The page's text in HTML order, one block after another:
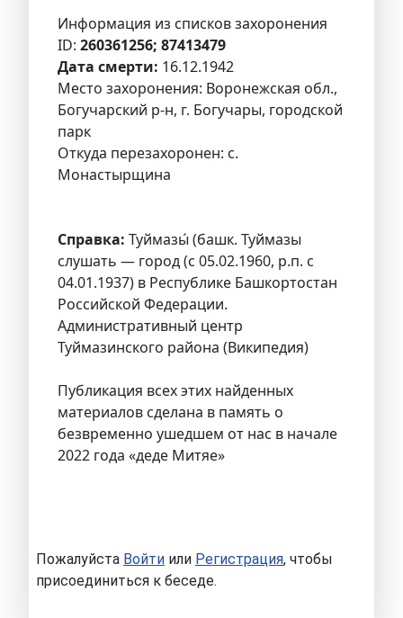
Информация из списков захоронения
ID: 260361256; 87413479
Дата смерти: 16.12.1942
Место захоронения: Воронежская обл.,
Богучарский р-н, г. Богучары, городской
парк
Откуда перезахоронен: с.
Монастырщина
Справка: Туймазы́ (башк. Туймазы
слушать — город (с 05.02.1960, р.п. с
04.01.1937) в Республике Башкортостан
Российской Федерации.
Административный центр
Туймазинского района (Википедия)
Публикация всех этих найденных
материалов сделана в память о
безвременно ушедшем от нас в начале
2022 года «деде Митяе»
Пожалуйста Войти или Регистрация, чтобы
присоединиться к беседе.